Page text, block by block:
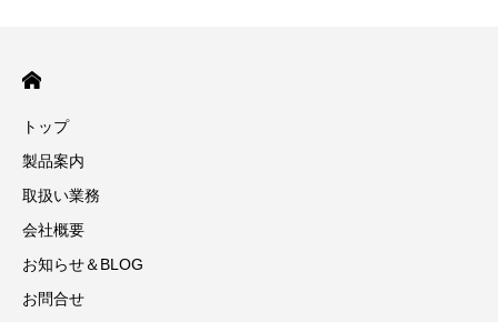
トップ
製品案内
取扱い業務
会社概要
お知らせ＆BLOG
お問合せ